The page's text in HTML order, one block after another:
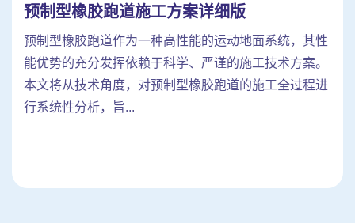
预制型橡胶跑道施工方案详细版
预制型橡胶跑道作为一种高性能的运动地面系统，其性
能优势的充分发挥依赖于科学、严谨的施工技术方案。
本文将从技术角度，对预制型橡胶跑道的施工全过程进
行系统性分析，旨...